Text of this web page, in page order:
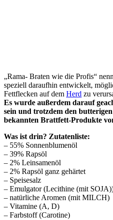
„Rama- Braten wie die Profis“
speziell daraufhin entwickelt,
Fettflecken auf dem Herd zu
Es wurde außerdem darauf
sein und trotzdem den
bekannten Brattfett-Produkte
Was ist drin? Zutatenliste:
– 55% Sonnenblumenöl
– 39% Rapsöl
– 2% Leinsamenöl
– 2% Rapsöl ganz gehärtet
– Speisesalz
– Emulgator (Lecithine (mit
– natürliche Aromen (mit MILCH)
– Vitamine (A, D)
– Farbstoff (Carotine)